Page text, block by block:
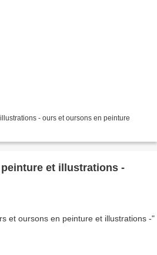
- ours et oursons en peinture
et illustrations -